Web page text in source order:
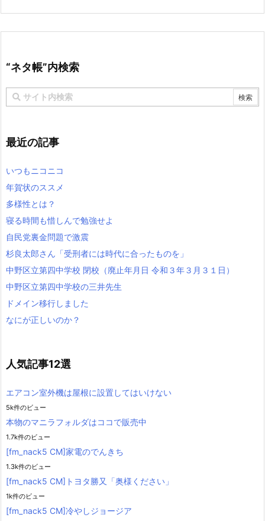
“ネタ帳”内検索
最近の記事
いつもニコニコ
年賀状のススメ
多様性とは？
寝る時間も惜しんで勉強せよ
自民党裏金問題で激震
杉良太郎さん「受刑者には時代に合ったものを」
中野区立第四中学校 閉校（廃止年月日 令和３年３月３１日）
中野区立第四中学校の三井先生
ドメイン移行しました
なにが正しいのか？
人気記事12選
エアコン室外機は屋根に設置してはいけない
5k件のビュー
本物のマニラフォルダはココで販売中
1.7k件のビュー
[fm_nack5 CM]家電のでんきち
1.3k件のビュー
[fm_nack5 CM]トヨタ勝又「奥様ください」
1k件のビュー
[fm_nack5 CM]冷やしジョージア